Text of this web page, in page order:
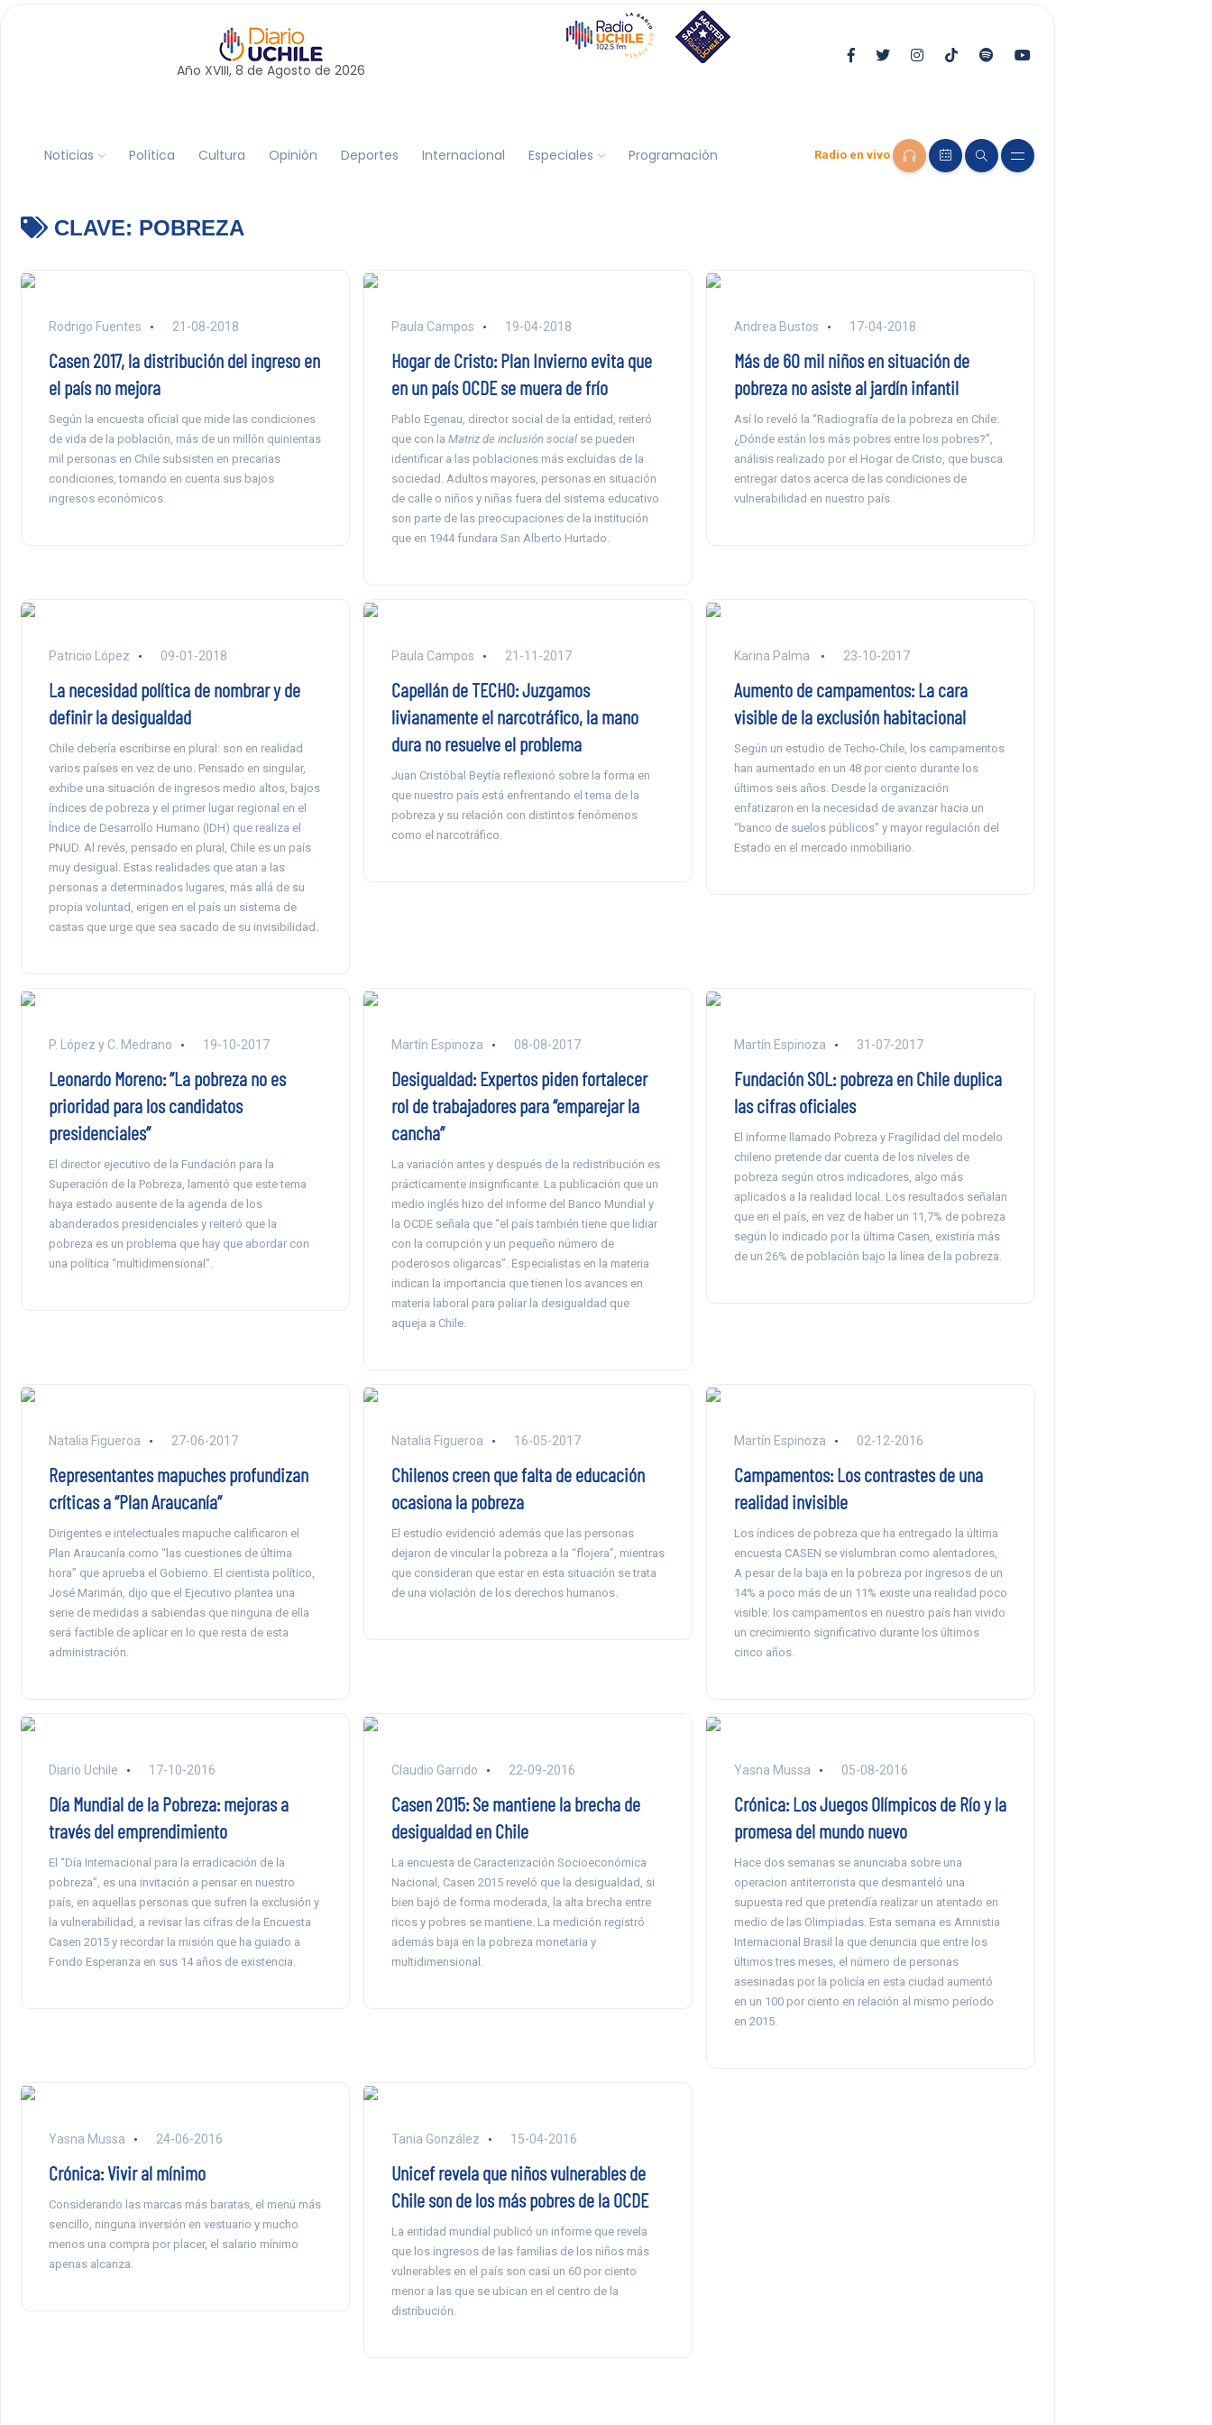
Año XVIII, 8 de Agosto de 2026
Noticias Política Cultura Opinión Deportes Internacional Especiales Programación Radio en vivo
CLAVE: POBREZA
Rodrigo Fuentes 21-08-2018
Casen 2017, la distribución del ingreso en
el país no mejora
Según la encuesta oficial que mide las condiciones
de vida de la población, más de un millón quinientas
mil personas en Chile subsisten en precarias
condiciones, tomando en cuenta sus bajos
ingresos económicos.
Paula Campos 19-04-2018
Hogar de Cristo: Plan Invierno evita que
en un país OCDE se muera de frío
Pablo Egenau, director social de la entidad, reiteró
que con la Matriz de inclusión socialse pueden
identificar a las poblaciones más excluidas de la
sociedad. Adultos mayores, personas en situación
de calle o niños y niñas fuera del sistema educativo
son parte de las preocupaciones de la institución
que en 1944 fundara San Alberto Hurtado.
Andrea Bustos 17-04-2018
Más de 60 mil niños en situación de
pobreza no asiste al jardín infantil
Así lo reveló la “Radiografía de la pobreza en Chile:
¿Dónde están los más pobres entre los pobres?”,
análisis realizado por el Hogar de Cristo, que busca
entregar datos acerca de las condiciones de
vulnerabilidad en nuestro país.
Patricio López 09-01-2018
La necesidad política de nombrar y de
definir la desigualdad
Chile debería escribirse en plural: son en realidad
varios países en vez de uno. Pensado en singular,
exhibe una situación de ingresos medio altos, bajos
índices de pobreza y el primer lugar regional en el
Índice de Desarrollo Humano (IDH) que realiza el
PNUD. Al revés, pensado en plural, Chile es un país
muy desigual. Estas realidades que atan a las
personas a determinados lugares, más allá de su
propia voluntad, erigen en el país un sistema de
castas que urge que sea sacado de su invisibilidad.
Paula Campos 21-11-2017
Capellán de TECHO: Juzgamos
livianamente el narcotráfico, la mano
dura no resuelve el problema
Juan Cristóbal Beytía reflexionó sobre la forma en
que nuestro país está enfrentando el tema de la
pobreza y su relación con distintos fenómenos
como el narcotráfico.
Karina Palma 23-10-2017
Aumento de campamentos: La cara
visible de la exclusión habitacional
Según un estudio de Techo-Chile, los campamentos
han aumentado en un 48 por ciento durante los
últimos seis años. Desde la organización
enfatizaron en la necesidad de avanzar hacia un
“banco de suelos públicos” y mayor regulación del
Estado en el mercado inmobiliario.
P. López y C. Medrano 19-10-2017
Leonardo Moreno: ”La pobreza no es
prioridad para los candidatos
presidenciales”
El director ejecutivo de la Fundación para la
Superación de la Pobreza, lamentó que este tema
haya estado ausente de la agenda de los
abanderados presidenciales y reiteró que la
pobreza es un problema que hay que abordar con
una política “multidimensional”.
Martín Espinoza 08-08-2017
Desigualdad: Expertos piden fortalecer
rol de trabajadores para “emparejar la
cancha”
La variación antes y después de la redistribución es
prácticamente insignificante. La publicación que un
medio inglés hizo del informe del Banco Mundial y
la OCDE señala que “el país también tiene que lidiar
con la corrupción y un pequeño número de
poderosos oligarcas”. Especialistas en la materia
indican la importancia que tienen los avances en
materia laboral para paliar la desigualdad que
aqueja a Chile.
Martín Espinoza 31-07-2017
Fundación SOL: pobreza en Chile duplica
las cifras oficiales
El informe llamado Pobreza y Fragilidad del modelo
chileno pretende dar cuenta de los niveles de
pobreza según otros indicadores, algo más
aplicados a la realidad local. Los resultados señalan
que en el país, en vez de haber un 11,7% de pobreza
según lo indicado por la última Casen, existiría más
de un 26% de población bajo la línea de la pobreza.
Natalia Figueroa 27-06-2017
Representantes mapuches profundizan
críticas a “Plan Araucanía”
Dirigentes e intelectuales mapuche calificaron el
Plan Araucanía como “las cuestiones de última
hora” que aprueba el Gobierno. El cientista político,
José Marimán, dijo que el Ejecutivo plantea una
serie de medidas a sabiendas que ninguna de ella
será factible de aplicar en lo que resta de esta
administración.
Natalia Figueroa 16-05-2017
Chilenos creen que falta de educación
ocasiona la pobreza
El estudio evidenció además que las personas
dejaron de vincular la pobreza a la “flojera”, mientras
que consideran que estar en esta situación se trata
de una violación de los derechos humanos.
Martín Espinoza 02-12-2016
Campamentos: Los contrastes de una
realidad invisible
Los índices de pobreza que ha entregado la última
encuesta CASEN se vislumbran como alentadores,
A pesar de la baja en la pobreza por ingresos de un
14% a poco más de un 11% existe una realidad poco
visible: los campamentos en nuestro país han vivido
un crecimiento significativo durante los últimos
cinco años.
Diario Uchile 17-10-2016
Día Mundial de la Pobreza: mejoras a
través del emprendimiento
El “Día Internacional para la erradicación de la
pobreza”, es una invitación a pensar en nuestro
país, en aquellas personas que sufren la exclusión y
la vulnerabilidad, a revisar las cifras de la Encuesta
Casen 2015 y recordar la misión que ha guiado a
Fondo Esperanza en sus 14 años de existencia.
Claudio Garrido 22-09-2016
Casen 2015: Se mantiene la brecha de
desigualdad en Chile
La encuesta de Caracterización Socioeconómica
Nacional, Casen 2015 reveló que la desigualdad, si
bien bajó de forma moderada, la alta brecha entre
ricos y pobres se mantiene. La medición registró
además baja en la pobreza monetaria y
multidimensional.
Yasna Mussa 05-08-2016
Crónica: Los Juegos Olímpicos de Río y la
promesa del mundo nuevo
Hace dos semanas se anunciaba sobre una
operacion antiterrorista que desmanteló una
supuesta red que pretendía realizar un atentado en
medio de las Olimpiadas. Esta semana es Amnistia
Internacional Brasil la que denuncia que entre los
últimos tres meses, el número de personas
asesinadas por la policía en esta ciudad aumentó
en un 100 por ciento en relación al mismo período
en 2015.
Yasna Mussa 24-06-2016
Crónica: Vivir al mínimo
Considerando las marcas más baratas, el menú más
sencillo, ninguna inversión en vestuario y mucho
menos una compra por placer, el salario mínimo
apenas alcanza.
Tania González 15-04-2016
Unicef revela que niños vulnerables de
Chile son de los más pobres de la OCDE
La entidad mundial publicó un informe que revela
que los ingresos de las familias de los niños más
vulnerables en el país son casi un 60 por ciento
menor a las que se ubican en el centro de la
distribución.